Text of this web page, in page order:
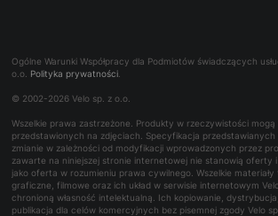
Trening
Rowerowe bony towarowe
Kontakt dla mediów
Reklamacje i naprawy
Wynajem
Ogólne Warunki Współpracy dla Podmiotów świadczących
o.o. Polityka prywatności
© 2002-2026 Velo sp. z o.o.
Wszelkie prawa zastrzeżone. Produkty w rzeczywistości
przedstawionych na zdjęciach. Specyfikacja
zmianie w zależności od modyfikacji wprowadzonych przez
zawarte na niniejszej stronie internetowej nie stanowią oferty
jako oferta w rozumieniu prawa cywilnego. Wszelkie materiały
graficzne, filmowe oraz ich układ w serwisie internetowym
chronioną własność intelektualną. Ich kopiowanie,
publikacja dla celów komercyjnych bez pisemnej zgody Velo